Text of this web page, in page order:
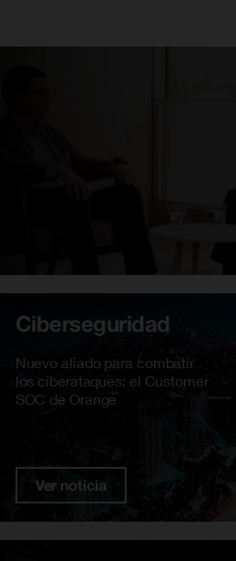
Ciberseguridad
Nuevo aliado para combatir
los ciberataques: el Customer
SOC de Orange
Ver noticia